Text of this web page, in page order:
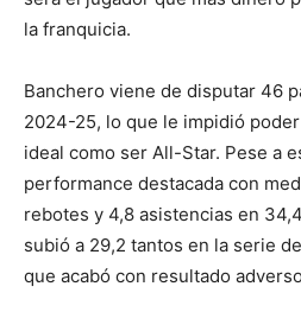
la franquicia.
Banchero viene de disputar 46
2024-25, lo que le impidió
ideal como ser All-Star. Pese a
performance destacada con
rebotes y 4,8 asistencias en
subió a 29,2 tantos en la serie
que acabó con resultado